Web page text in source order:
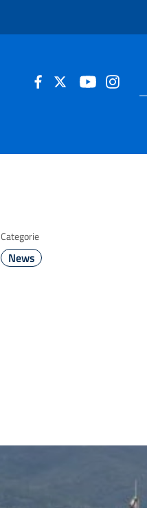
Categorie
News